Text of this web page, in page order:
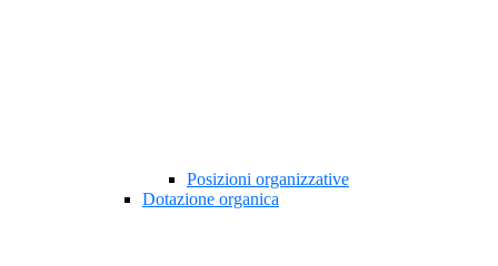
Posizioni organizzative
Dotazione organica